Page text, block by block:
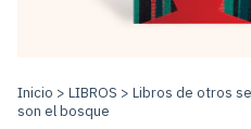
Inicio > LIBROS > Libros de otros
son el bosque